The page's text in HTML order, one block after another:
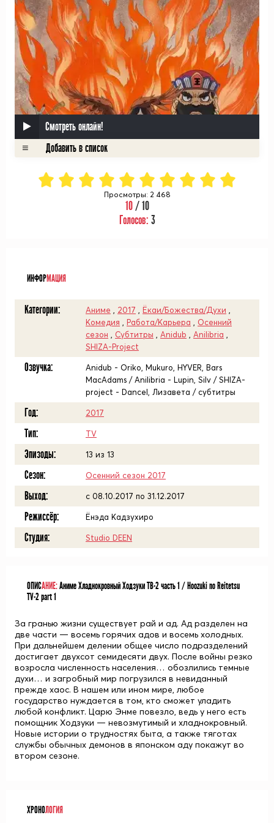
Смотреть онлайн!
Просмотры: 2 468
10/ 10
Голосов: 3
ИНФОРМАЦИЯ
Категории: Аниме 2017 Ёкаи/Божества/Духи
Комедия
Работа/Карьера
Осенний
сезон
Субтитры Anidub Anilibria
SHIZA-Project
Озвучка:
Anidub - Oriko, Mukuro, HYVER, Bars
MacAdams / Anilibria - Lupin, Silv / SHIZA-
project - Dancel, Лизавета / субтитры
Год: 2017
Тип: TV
Эпизоды: 13 из 13
Сезон: Осенний сезон 2017
Выход: c 08.10.2017 по 31.12.2017
Режиссёр: Ёнэда Кадзухиро
Студия: Studio DEEN
ОПИСАНИЕ:Аниме Хладнокровный Ходзуки ТВ-2 часть 1 / Hoozuki no Reitetsu
TV-2 part 1
За гранью жизни существует рай и ад. Ад разделен на
две части — восемь горячих адов и восемь холодных.
При дальнейшем делении общее число подразделений
достигает двухсот семидесяти двух. После войны резко
возросла численность населения… обозлились темные
духи… и загробный мир погрузился в невиданный
прежде хаос. В нашем или ином мире, любое
государство нуждается в том, кто сможет уладить
любой конфликт. Царю Энме повезло, ведь у него есть
помощник Ходзуки — невозмутимый и хладнокровный.
Новые истории о трудностях быта, а также тяготах
службы обычных демонов в японском аду покажут во
втором сезоне.
ХРОНОЛОГИЯ